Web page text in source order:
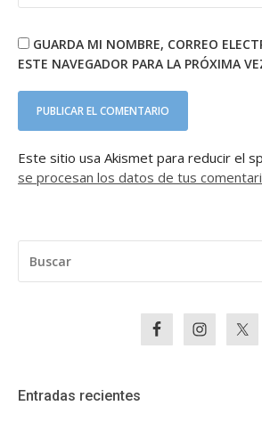
GUARDA MI NOMBRE, CORREO
ESTE NAVEGADOR PARA LA PRÓXIMA
Este sitio usa Akismet para reducir el
se procesan los datos de tus
Entradas recientes